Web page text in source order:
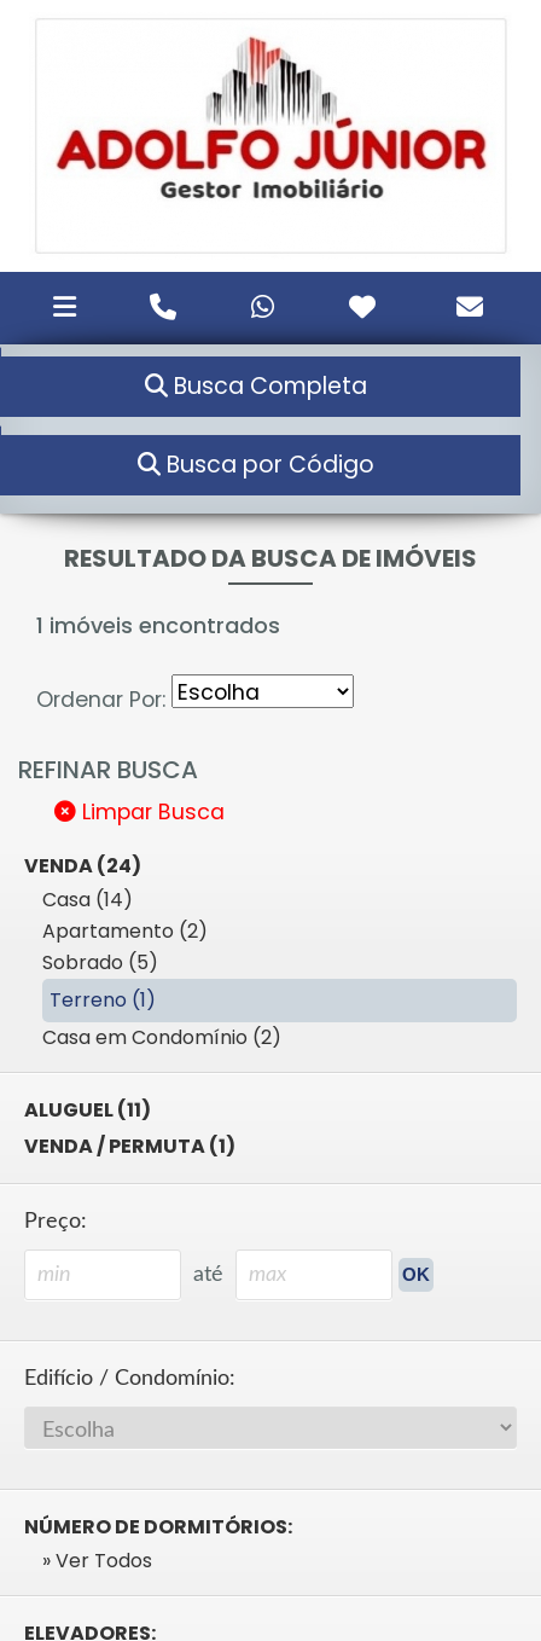
Busca Completa
Busca por Código
RESULTADO DA BUSCA DE IMÓVEIS
1 imóveis encontrados
Ordenar Por:
REFINAR BUSCA
Limpar Busca
VENDA (24)
Casa (14)
Apartamento (2)
Sobrado (5)
Terreno (1)
Casa em Condomínio (2)
ALUGUEL (11)
VENDA / PERMUTA (1)
Preço:
até
Edifício / Condomínio:
NÚMERO DE DORMITÓRIOS:
» Ver Todos
ELEVADORES: